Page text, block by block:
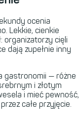
ocenia
Lekkie, cienkie
organizatorzy cięli
dają zupełnie inny
gastronomii — różne
i złotym
i mieć pewność,
całe przyjęcie.